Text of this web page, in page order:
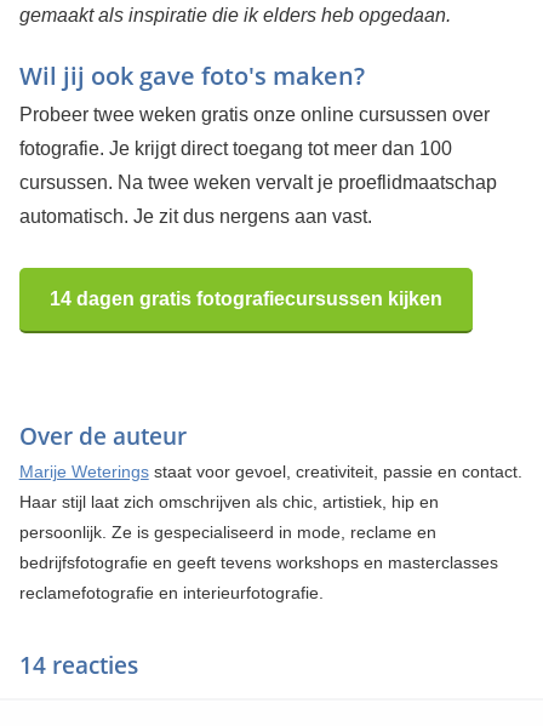
gemaakt als inspiratie die ik elders heb opgedaan.
Wil jij ook gave foto's maken?
Probeer twee weken gratis onze online cursussen over
fotografie. Je krijgt direct toegang tot meer dan 100
cursussen. Na twee weken vervalt je proeflidmaatschap
automatisch. Je zit dus nergens aan vast.
14 dagen gratis fotografiecursussen kijken
Over de auteur
Marije Weteringsstaat voor gevoel, creativiteit, passie en contact.
Haar stijl laat zich omschrijven als chic, artistiek, hip en
persoonlijk. Ze is gespecialiseerd in mode, reclame en
bedrijfsfotografie en geeft tevens workshops en masterclasses
reclamefotografie en interieurfotografie.
14 reacties